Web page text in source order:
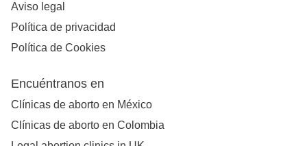
Aviso legal
Política de privacidad
Política de Cookies
Encuéntranos en
Clínicas de aborto en México
Clínicas de aborto en Colombia